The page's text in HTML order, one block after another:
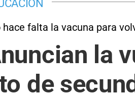
hace falta la vacuna para
la
de